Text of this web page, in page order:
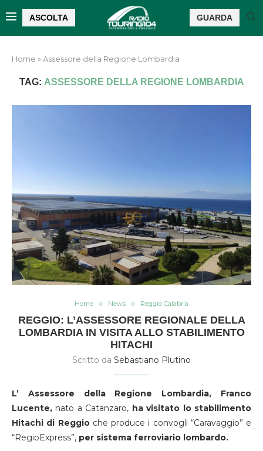
ASCOLTA GUARDA
Home »Assessore della Regione Lombardia
TAG: ASSESSORE DELLA REGIONE LOMBARDIA
Home News Reggio Calabria
REGGIO: L’ASSESSORE REGIONALE DELLA
LOMBARDIA IN VISITA ALLO STABILIMENTO
HITACHI
Scritto da Sebastiano Plutino
L’ Assessore della Regione Lombardia, Franco
Lucente, nato a Catanzaro, ha visitato lo stabilimento
Hitachi di Reggioche produce i convogli “Caravaggio” e
“RegioExpress”, per sistema ferroviario lombardo.